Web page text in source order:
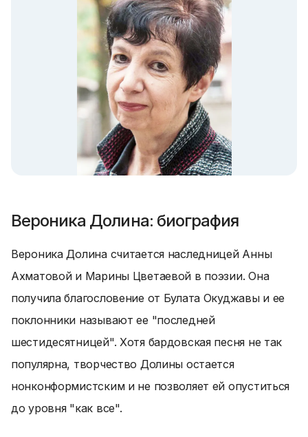
Вероника Долина: биография
Вероника Долина считается наследницей Анны
Ахматовой и Марины Цветаевой в поэзии. Она
получила благословение от Булата Окуджавы и ее
поклонники называют ее "последней
шестидесятницей". Хотя бардовская песня не так
популярна, творчество Долины остается
нонконформистским и не позволяет ей опуститься
до уровня "как все".